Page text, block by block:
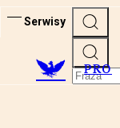
Serwisy
PRO